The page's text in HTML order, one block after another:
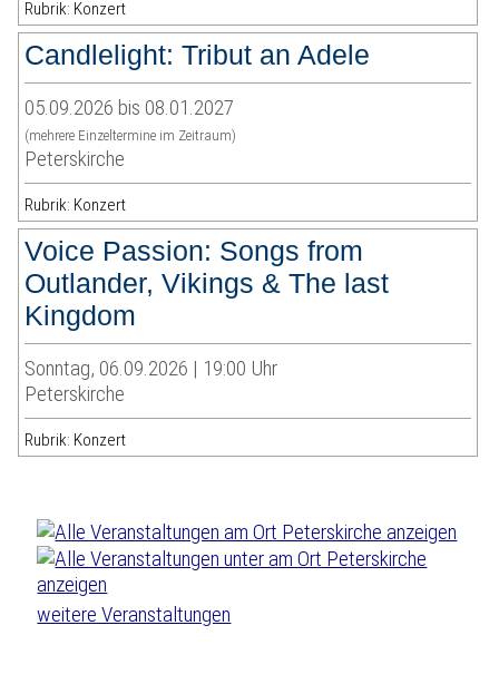
Rubrik: Konzert
Candlelight: Tribut an Adele
05.09.2026 bis 08.01.2027
(mehrere Einzeltermine im Zeitraum)
Peterskirche
Rubrik: Konzert
Voice Passion: Songs from
Outlander, Vikings & The last
Kingdom
Sonntag, 06.09.2026 | 19:00 Uhr
Peterskirche
Rubrik: Konzert
weitere Veranstaltungen